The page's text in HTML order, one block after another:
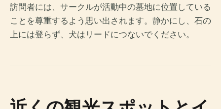
訪問者には、サークルが活動中の墓地に位置している
ことを尊重するよう思い出されます。静かにし、石の
上には登らず、犬はリードにつないでください。